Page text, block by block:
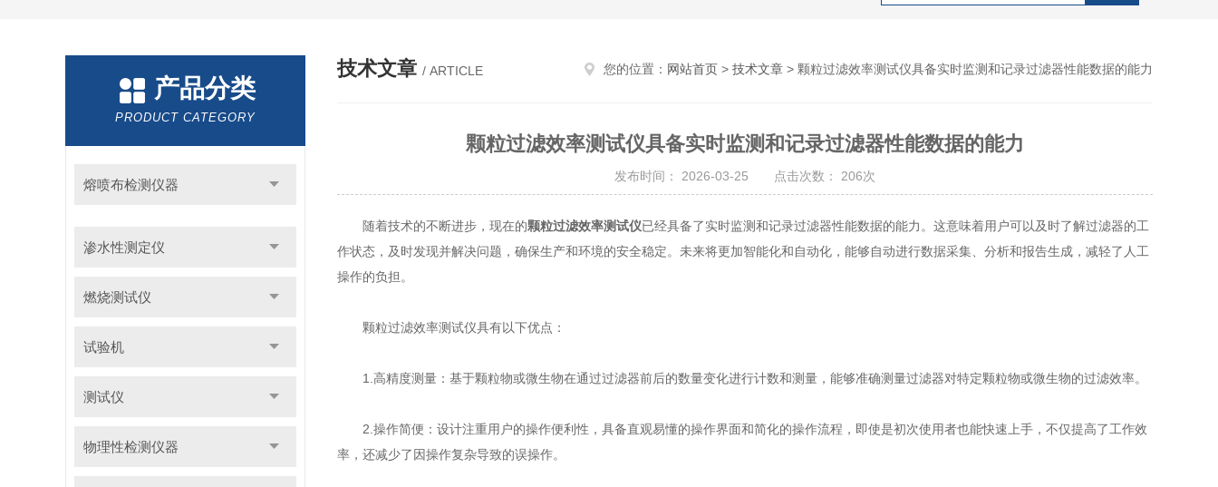
产品分类
PRODUCT CATEGORY
熔喷布检测仪器
渗水性测定仪
燃烧测试仪
试验机
测试仪
物理性检测仪器
技术文章 / ARTICLE 您的位置： 网站首页 > 技术文章 > 颗粒过滤效率测试仪具备实时监测和记录过滤器性能数据的能力
颗粒过滤效率测试仪具备实时监测和记录过滤器性能数据的能力
发布时间： 2026-03-25 点击次数： 206次
随着技术的不断进步，现在的颗粒过滤效率测试仪已经具备了实时监测和记录过滤器性能数据的能力。这意味着用户可以及时了解过滤器的工
作状态，及时发现并解决问题，确保生产和环境的安全稳定。未来将更加智能化和自动化，能够自动进行数据采集、分析和报告生成，减轻了人工
操作的负担。
颗粒过滤效率测试仪具有以下优点：
1.高精度测量：基于颗粒物或微生物在通过过滤器前后的数量变化进行计数和测量，能够准确测量过滤器对特定颗粒物或微生物的过滤效率。
2.操作简便：设计注重用户的操作便利性，具备直观易懂的操作界面和简化的操作流程，即使是初次使用者也能快速上手，不仅提高了工作效
率，还减少了因操作复杂导致的误操作。